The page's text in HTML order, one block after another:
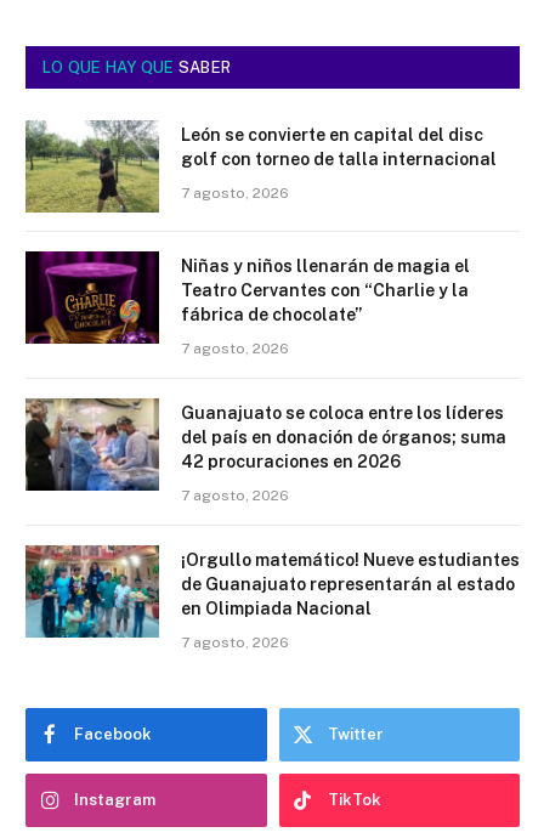
LO QUE HAY QUE SABER
León se convierte en capital del disc
golf con torneo de talla internacional
7 agosto, 2026
Niñas y niños llenarán de magia el
Teatro Cervantes con “Charlie y la
fábrica de chocolate”
7 agosto, 2026
Guanajuato se coloca entre los líderes
del país en donación de órganos; suma
42 procuraciones en 2026
7 agosto, 2026
¡Orgullo matemático! Nueve estudiantes
de Guanajuato representarán al estado
en Olimpiada Nacional
7 agosto, 2026
Facebook Twitter
Instagram TikTok